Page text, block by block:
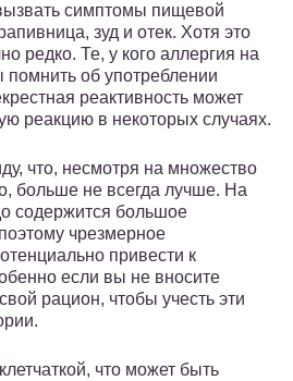
симптомы пищевой
зуд и отек. Хотя это
редко. Те, у кого аллергия на
помнить об употреблении
реактивность может
реакцию в некоторых случаях.
что, несмотря на множество
больше не всегда лучше. На
содержится большое
чрезмерное
привести к
если вы не вносите
рацион, чтобы учесть эти
что может быть